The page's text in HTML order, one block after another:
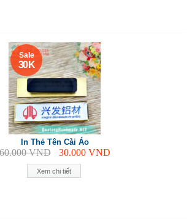
Xem chi tiết
Sale
30 K
In Thẻ Tên Cài Áo
VND 30.000 VND